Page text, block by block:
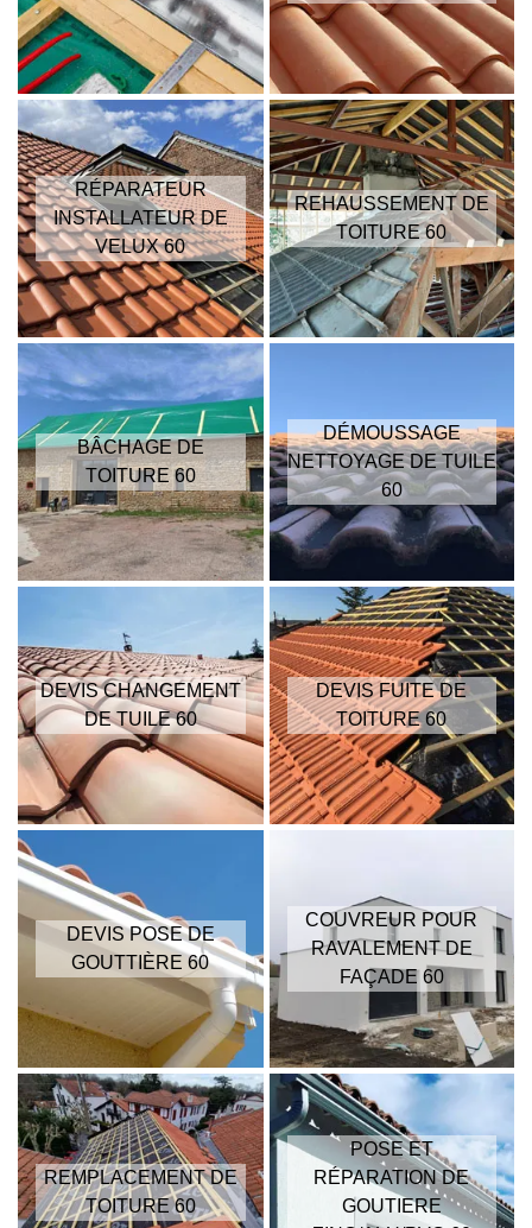
RÉPARATEUR
INSTALLATEUR DE
VELUX 60
REHAUSSEMENT DE
TOITURE 60
BÂCHAGE DE
TOITURE 60
DÉMOUSSAGE
NETTOYAGE DE TUILE
60
DEVIS CHANGEMENT
DE TUILE 60
DEVIS FUITE DE
TOITURE 60
DEVIS POSE DE
GOUTTIÈRE 60
COUVREUR POUR
RAVALEMENT DE
FAÇADE 60
REMPLACEMENT DE
TOITURE 60
POSE ET
RÉPARATION DE
GOUTIERE